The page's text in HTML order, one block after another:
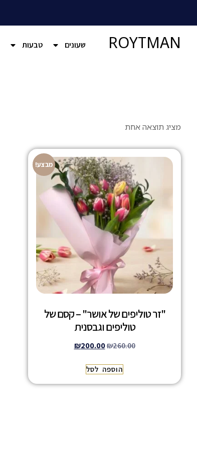
ROYTMAN שעונים טבעות
מציג תוצאה אחת
מבצע!
"זר טוליפים של אושר" – קסם של
טוליפים וגבסנית
₪260.00
₪200.00
הוספה לסל